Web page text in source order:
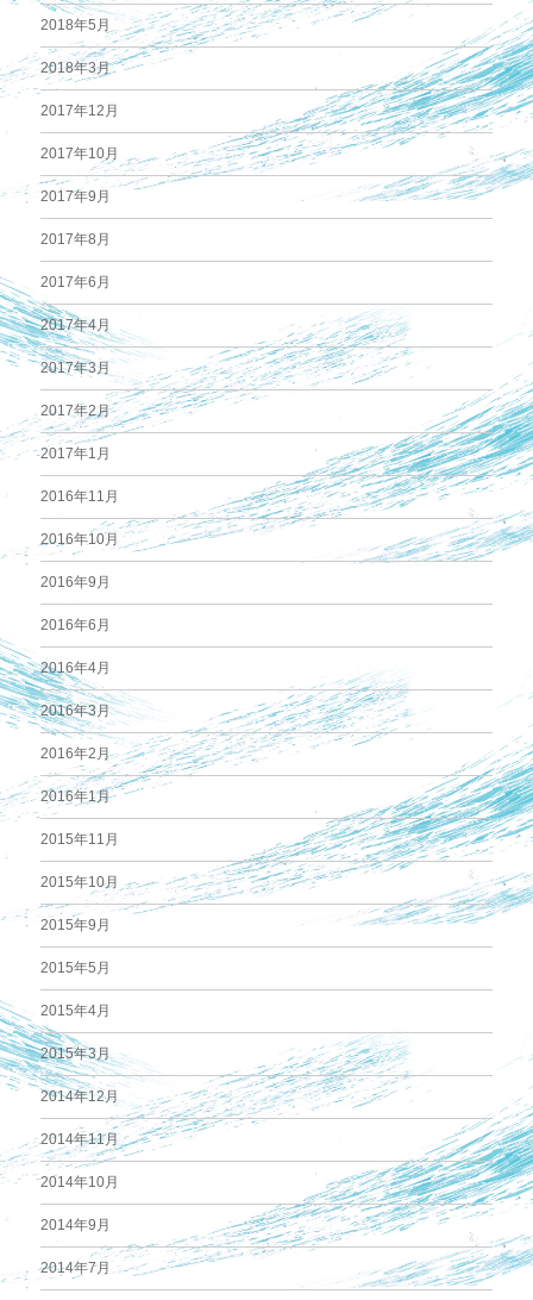
2018年5月
2018年3月
2017年12月
2017年10月
2017年9月
2017年8月
2017年6月
2017年4月
2017年3月
2017年2月
2017年1月
2016年11月
2016年10月
2016年9月
2016年6月
2016年4月
2016年3月
2016年2月
2016年1月
2015年11月
2015年10月
2015年9月
2015年5月
2015年4月
2015年3月
2014年12月
2014年11月
2014年10月
2014年9月
2014年7月